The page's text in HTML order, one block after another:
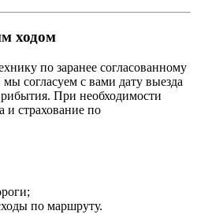
ходом
по заранее согласованному
согласуем с вами дату выезда
При необходимости
страхование по
по маршруту.